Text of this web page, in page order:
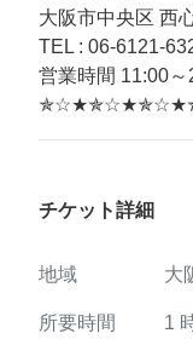
大阪市中央区 西
TEL : 06-6121-
営業時間 11:00
チケット詳細
地域 大
所要時間 1